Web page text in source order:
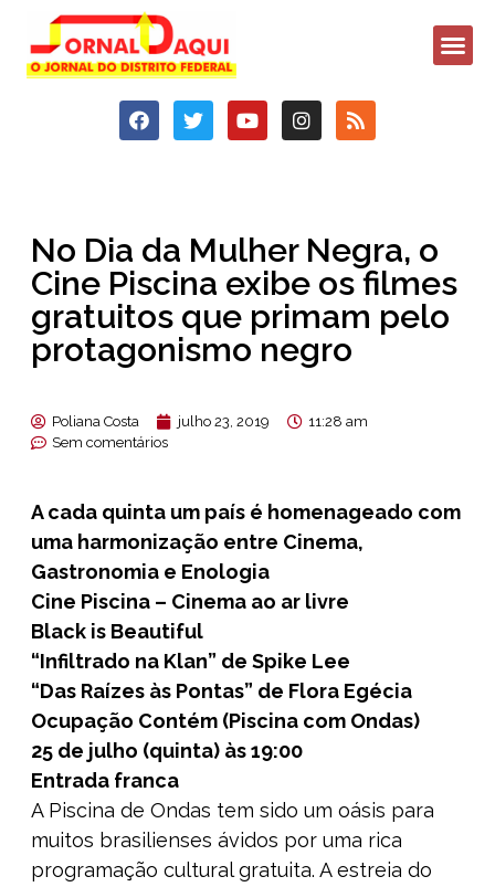
No Dia da Mulher Negra, o
Cine Piscina exibe os filmes
gratuitos que primam pelo
protagonismo negro
Poliana Costa julho 23, 2019
11:28 am
Sem comentários
A cada quinta um país é homenageado com
uma harmonização entre Cinema,
Gastronomia e Enologia
Cine Piscina – Cinema ao ar livre
Black is Beautiful
“Infiltrado na Klan” de Spike Lee
“Das Raízes às Pontas” de Flora Egécia
Ocupação Contém (Piscina com Ondas)
25 de julho (quinta) às 19:00
Entrada franca
A Piscina de Ondas tem sido um oásis para
muitos brasilienses ávidos por uma rica
programação cultural gratuita. A estreia do